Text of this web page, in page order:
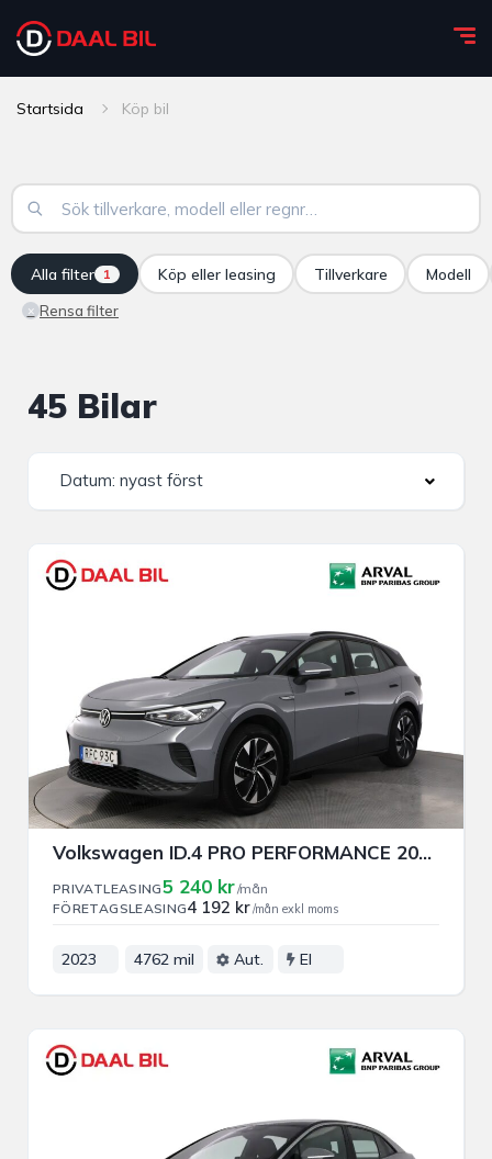
Startsida Köp bil
Alla filter 1
× Rensa filter
Köp eller leasing Tillverkare Modell
45 Bilar
Datum: nyast först
Volkswagen ID.4 PRO PERFORMANCE 204HK 82kWh PRIVAT/FÖRETAGSLEASING
PRIVATLEASING5 240 kr/mån
FÖRETAGSLEASING4 192 kr/mån exkl moms
2023 4762 mil Aut. El